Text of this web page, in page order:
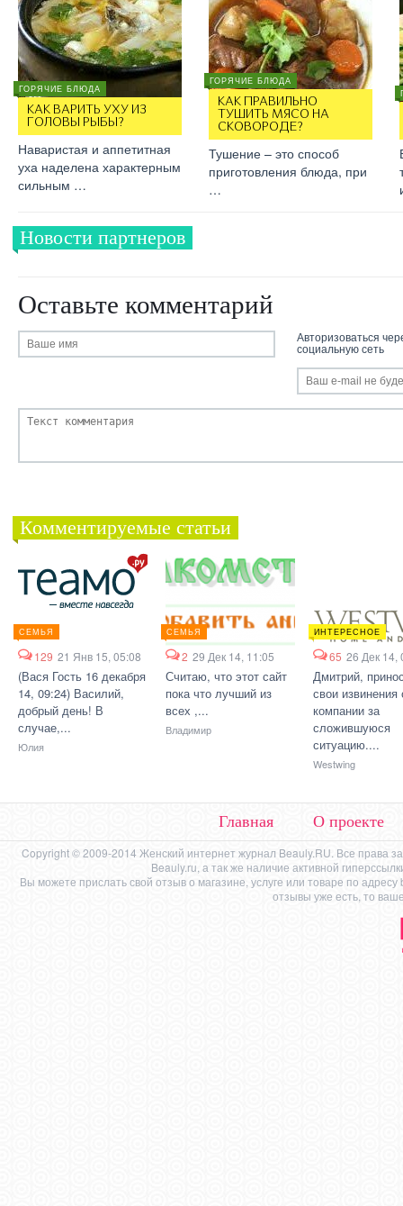
ГОРЯЧИЕ БЛЮДА
КАК ВАРИТЬ УХУ ИЗ
ГОЛОВЫ РЫБЫ?
Наваристая и аппетитная
уха наделена характерным
сильным …
ГОРЯЧИЕ БЛЮДА
КАК ПРАВИЛЬНО
ТУШИТЬ МЯСО НА
СКОВОРОДЕ?
Тушение – это способ
приготовления блюда, при
…
Новости партнеров
Оставьте комментарий
Авторизоваться
социальную сеть
Комментируемые статьи
СЕМЬЯ
129 21 Янв 15, 05:08
(Вася Гость 16 декабря
14, 09:24) Василий,
добрый день! В
случае,...
Юлия
СЕМЬЯ
2 29 Дек 14, 11:05
Считаю, что этот сайт
пока что лучший из
всех ,...
Владимир
ИНТЕРЕСНОЕ
65 26 Дек 14,
Дмитрий,
свои извинения
компании за
сложившуюся
ситуацию....
Westwing
Главная О проекте
Copyright © 2009-2014 Женский интернет журнал Beauly.RU. Все права
Beauly.ru, а так же наличие активной
Вы можете прислать свой отзыв о магазине, услуге или товаре по адресу
отзывы уже есть, то